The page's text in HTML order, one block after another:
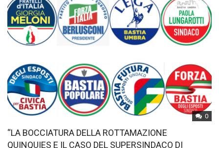
0
“LA BOCCIATURA DELLA ROTTAMAZIONE
QUINQUIES E IL CASO DEL SUPERSINDACO DI